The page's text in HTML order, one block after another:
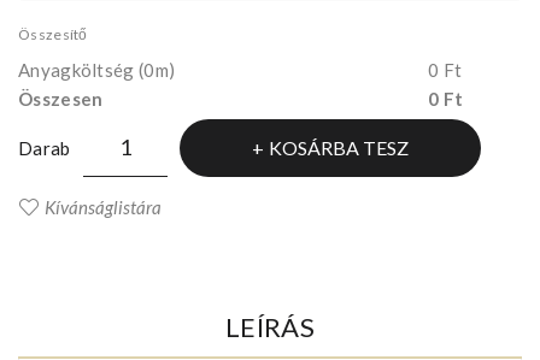
Összesítő
Anyagköltség (0m)
0 Ft
Összesen
0 Ft
Darab KOSÁRBA TESZ
Kívánságlistára
LEÍRÁS